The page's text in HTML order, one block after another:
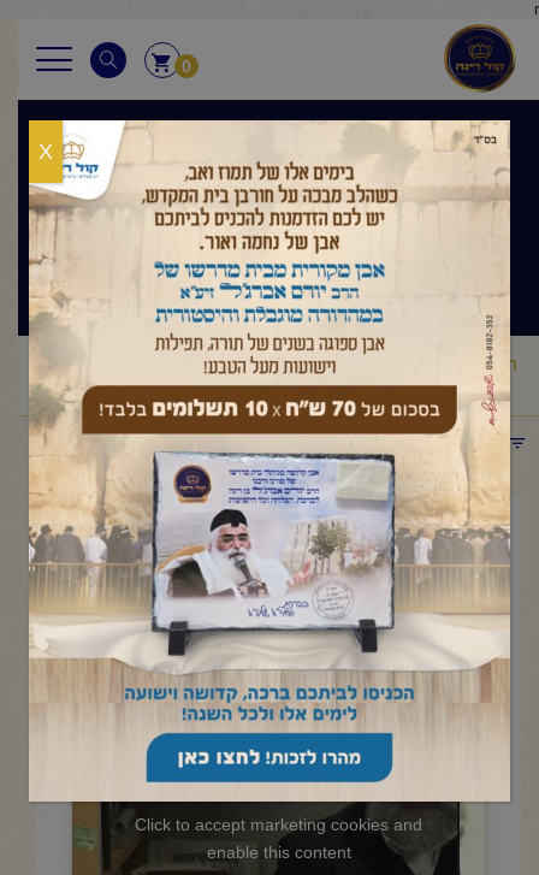
r
0
בגובה העיניים
הלכה ותניא יומי
ראשי בגובה העיניים הלכה ותניא יומי
החיד"א
-תניא יומי ובגובה העיניים- כא אייר תשפ"ה
תפריט קטגוריות
החיד"א -תניא יומי ובגובה העיניים-
כא אייר תשפ"ה
יולי 13, 2025
Click to accept marketing cookies and
enable this content
X